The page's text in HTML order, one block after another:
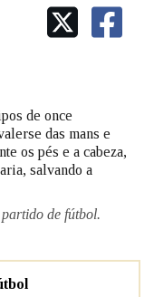
CORPORATIVA
ADALID
DAS LETRAS
PALABRAS
de once
das mans e
os pés e a cabeza,
salvando a
de fútbol.